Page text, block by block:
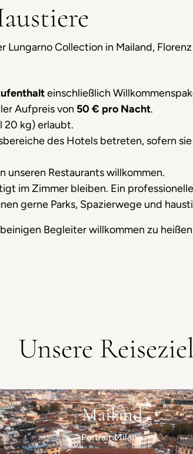
Lungarno Collection in Mailand,
einschließlich
Aufpreis von 50 € pro Nacht.
20 kg) erlaubt.
des Hotels betreten, sofern
unseren Restaurants willkommen.
im Zimmer bleiben. Ein
gerne Parks, Spazierwege und
Begleiter willkommen zu
Unsere
Mailand
Portrait Milano